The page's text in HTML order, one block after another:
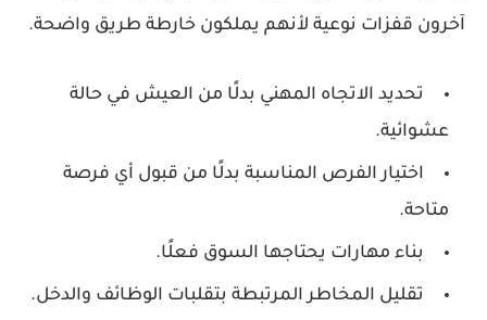
آخرون قفزات نوعية لأنهم يملكون خارطة طريق واضحة.
تحديد الاتجاه المهني بدلًا من العيش في حالة
عشوائية.
اختيار الفرص المناسبة بدلًا من قبول أي فرصة
متاحة.
بناء مهارات يحتاجها السوق فعلًا.
تقليل المخاطر المرتبطة بتقلبات الوظائف والدخل.